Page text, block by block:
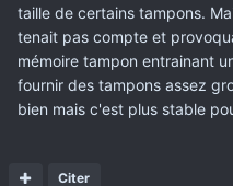
taille de certains tampons.
tenait pas compte et
mémoire tampon entrainant
fournir des tampons assez
bien mais c'est plus stable
Citer